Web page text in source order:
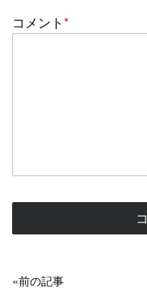
コメント*
«前の記事